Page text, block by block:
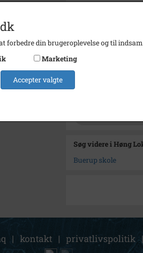
Fotograf
Se på kort
Type
Enhed
Arkiv
Søg videre i Høng
Buerup skole
| kontakt | privatlivspolitik |
forbedre din brugeroplevelse og til
Marketing
Accepter valgte